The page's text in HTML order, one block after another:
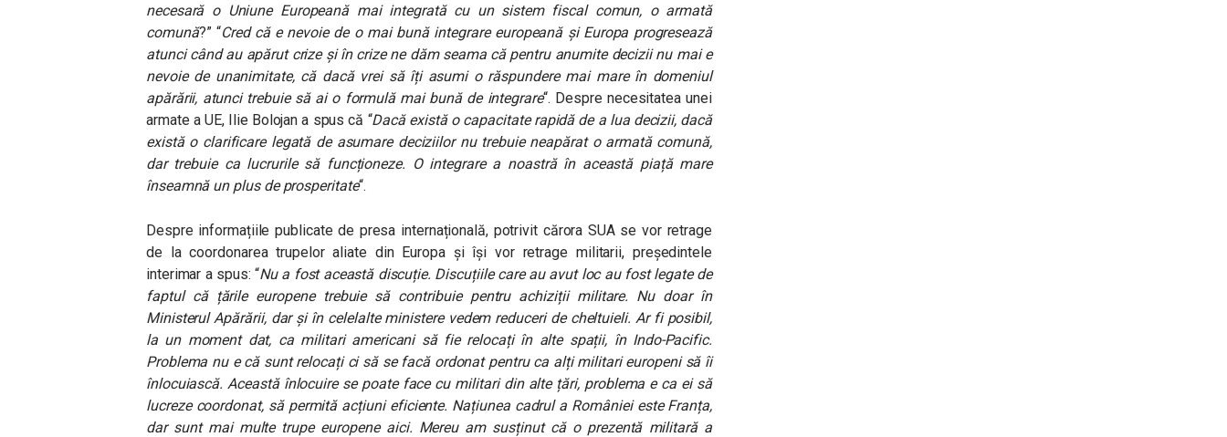
necesară o Uniune Europeană mai integrată cu un sistem fiscal comun, o armată
comună?” “Cred că e nevoie de o mai bună integrare europeană și Europa progresează
atunci când au apărut crize și în crize ne dăm seama că pentru anumite decizii nu mai e
nevoie de unanimitate, că dacă vrei să îți asumi o răspundere mai mare în domeniul
apărării, atunci trebuie să ai o formulă mai bună de integrare“. Despre necesitatea unei
armate a UE, Ilie Bolojan a spus că “Dacă există o capacitate rapidă de a lua decizii, dacă
există o clarificare legată de asumare deciziilor nu trebuie neapărat o armată comună,
dar trebuie ca lucrurile să funcționeze. O integrare a noastră în această piață mare
înseamnă un plus de prosperitate“.
Despre informațiile publicate de presa internațională, potrivit cărora SUA se vor retrage
de la coordonarea trupelor aliate din Europa și își vor retrage militarii, președintele
interimar a spus: “Nu a fost această discuție. Discuțiile care au avut loc au fost legate de
faptul că țările europene trebuie să contribuie pentru achiziții militare. Nu doar în
Ministerul Apărării, dar și în celelalte ministere vedem reduceri de cheltuieli. Ar fi posibil,
la un moment dat, ca militari americani să fie relocați în alte spații, în Indo-Pacific.
Problema nu e că sunt relocați ci să se facă ordonat pentru ca alți militari europeni să îi
înlocuiască. Această înlocuire se poate face cu militari din alte țări, problema e ca ei să
lucreze coordonat, să permită acțiuni eficiente. Națiunea cadrul a României este Franța,
dar sunt mai multe trupe europene aici. Mereu am susținut că o prezentă militară a